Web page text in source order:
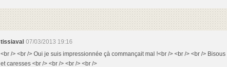
tissiaval 07/03/2013 19:16
<br /> <br /> Oui je suis impressionnée çà commançait mal !<br /> <br /> <br /> Bisous
et caresses <br /> <br /> <br /> <br />